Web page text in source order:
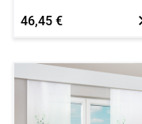
46,45 €